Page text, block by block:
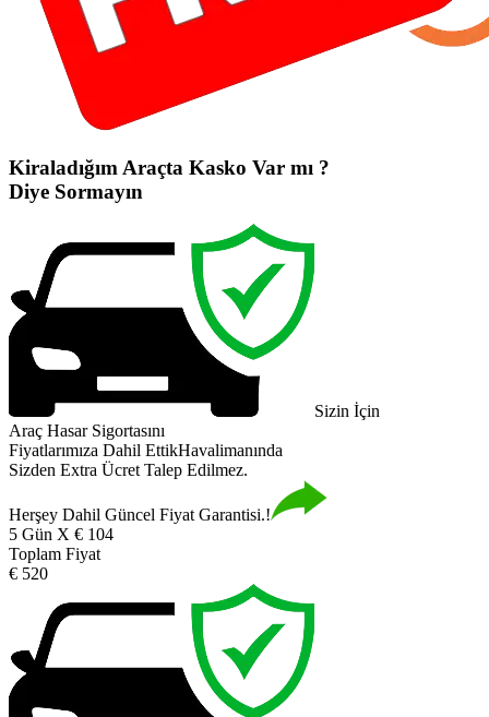
Kiraladığım Araçta Kasko Var mı ?
Diye Sormayın
Sizin İçin
Araç Hasar Sigortasını
Fiyatlarımıza Dahil EttikHavalimanında
Sizden Extra Ücret Talep Edilmez.
Herşey Dahil Güncel Fiyat Garantisi.!
5 Gün X € 104
Toplam Fiyat
€ 520